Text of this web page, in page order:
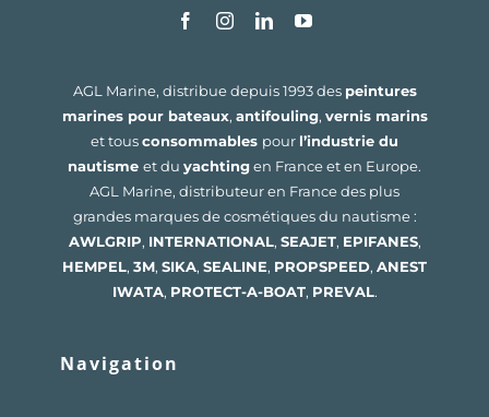
AGL Marine, distribue depuis 1993 des peintures
marines pour bateaux, antifouling, vernis marins
et tousconsommables pour l’industrie du
nautisme et du yachtingen France et en Europe.
AGL Marine, distributeur en France des plus
grandes marques de cosmétiques du nautisme :
AWLGRIP, INTERNATIONAL, SEAJET, EPIFANES,
HEMPEL, 3M, SIKA, SEALINE, PROPSPEED, ANEST
IWATA, PROTECT-A-BOAT, PREVAL.
Navigation